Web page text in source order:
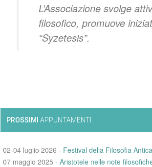
L’Associazione svolge
filosofico, promuove
“Syzetesis”.
PROSSIMI APPUNTAMENTI
02-04 luglio 2026 - Festival della Filosofia
07 maggio 2025 - Aristotele nelle note